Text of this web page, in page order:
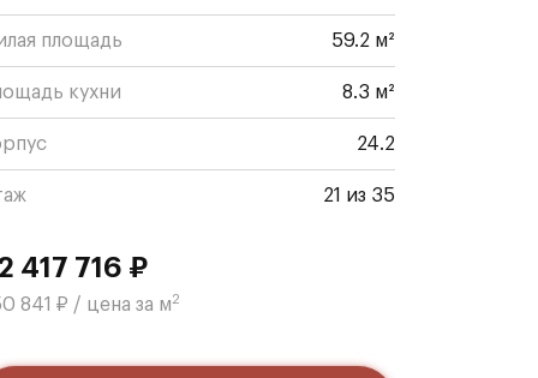
площадь 59.2 м²
кухни 8.3 м²
24.2
21 из 35
417 716 ₽
841 ₽ / цена за м2